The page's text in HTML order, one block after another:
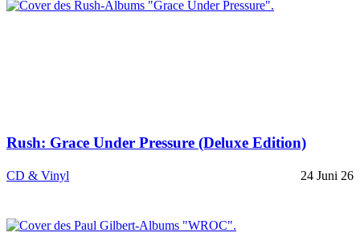
Rush: Grace Under Pressure (Deluxe Edition)
CD & Vinyl 24 Juni 26